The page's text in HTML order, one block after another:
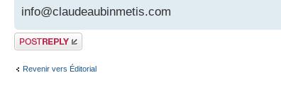
info@claudeaubinmetis.com
Publier une
réponse
Revenir vers Éditorial